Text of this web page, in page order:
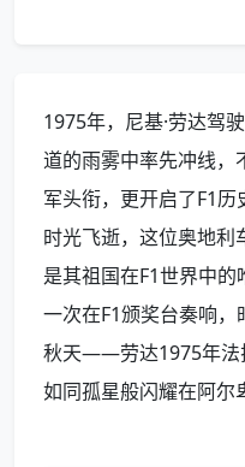
1975年，尼基·劳达驾
道的雨雾中率先冲线，
军头衔，更开启了F1
时光飞逝，这位奥地利
是其祖国在F1世界中
一次在F1颁奖台奏响
秋天——劳达1975年法
如同孤星般闪耀在阿尔